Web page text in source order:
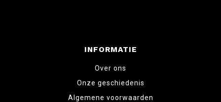
INFORMATIE
Over ons
Onze geschiedenis
Algemene voorwaarden